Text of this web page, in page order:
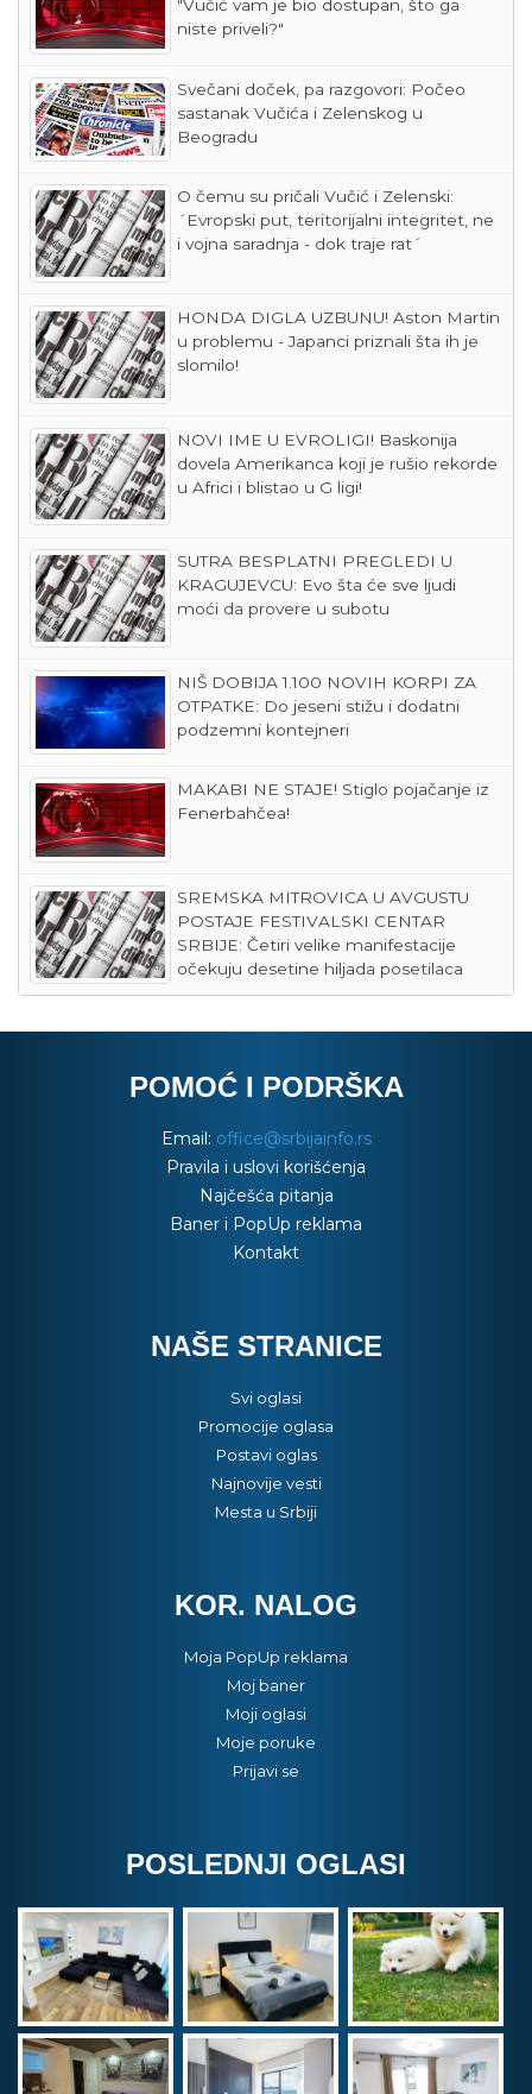
"Vučić vam je bio dostupan, što ga
niste priveli?"
Svečani doček, pa razgovori: Počeo
sastanak Vučića i Zelenskog u
Beogradu
O čemu su pričali Vučić i Zelenski:
´Evropski put, teritorijalni integritet, ne
i vojna saradnja - dok traje rat´
HONDA DIGLA UZBUNU! Aston Martin
u problemu - Japanci priznali šta ih je
slomilo!
NOVI IME U EVROLIGI! Baskonija
dovela Amerikanca koji je rušio rekorde
u Africi i blistao u G ligi!
SUTRA BESPLATNI PREGLEDI U
KRAGUJEVCU: Evo šta će sve ljudi
moći da provere u subotu
NIŠ DOBIJA 1.100 NOVIH KORPI ZA
OTPATKE: Do jeseni stižu i dodatni
podzemni kontejneri
MAKABI NE STAJE! Stiglo pojačanje iz
Fenerbahčea!
SREMSKA MITROVICA U AVGUSTU
POSTAJE FESTIVALSKI CENTAR
SRBIJE: Četiri velike manifestacije
očekuju desetine hiljada posetilaca
POMOĆ I PODRŠKA
Email: office@srbijainfo.rs
Pravila i uslovi korišćenja
Najčešća pitanja
Baner i PopUp reklama
Kontakt
NAŠE STRANICE
Svi oglasi
Promocije oglasa
Postavi oglas
Najnovije vesti
Mesta u Srbiji
KOR. NALOG
Moja PopUp reklama
Moj baner
Moji oglasi
Moje poruke
Prijavi se
POSLEDNJI OGLASI